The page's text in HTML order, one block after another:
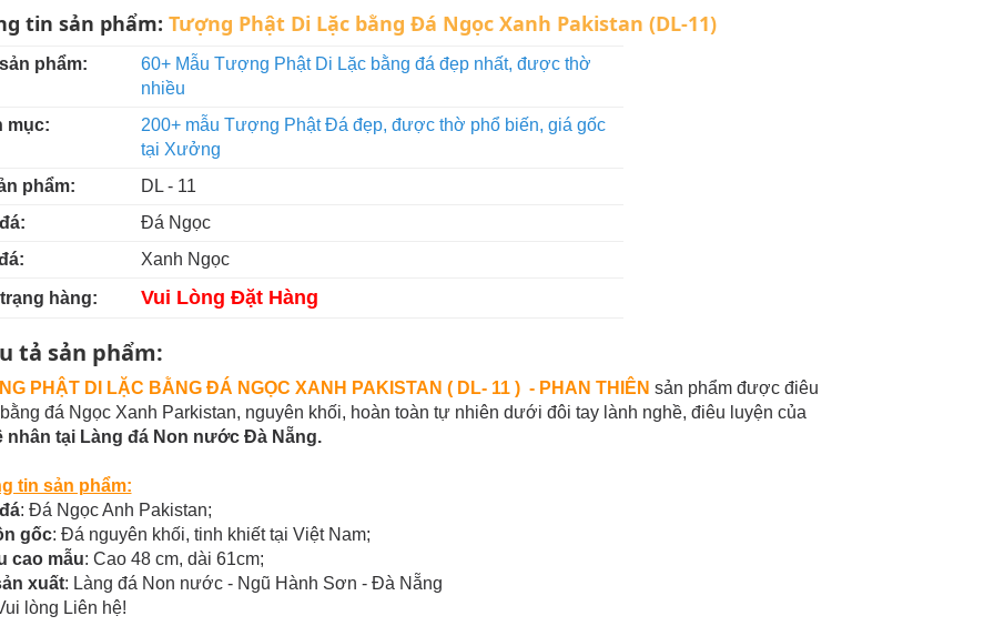
tin sản phẩm: Tượng Phật Di Lặc bằng Đá Ngọc Xanh Pakistan (DL-11)
phẩm:
60+ Mẫu Tượng Phật Di Lặc bằng đá đẹp nhất, được thờ
nhiều
mục:
200+ mẫu Tượng Phật Đá đẹp, được thờ phổ biến, giá gốc
tại Xưởng
phẩm:
DL - 11
Đá Ngọc
Xanh Ngọc
hàng: Vui Lòng Đặt Hàng
tả sản phẩm:
PHẬT DI LẶC BẰNG ĐÁ NGỌC XANH PAKISTAN ( DL- 11 ) - PHAN THIÊN sản phẩm được điêu
đá Ngọc Xanh Parkistan, nguyên khối, hoàn toàn tự nhiên dưới đôi tay lành nghề, điêu luyện của
nhân tại Làng đá Non nước Đà Nẵng.
tin sản phẩm:
: Đá Ngọc Anh Pakistan;
gốc: Đá nguyên khối, tinh khiết tại Việt Nam;
cao mẫu: Cao 48 cm, dài 61cm;
xuất: Làng đá Non nước - Ngũ Hành Sơn - Đà Nẵng
lòng Liên hệ!